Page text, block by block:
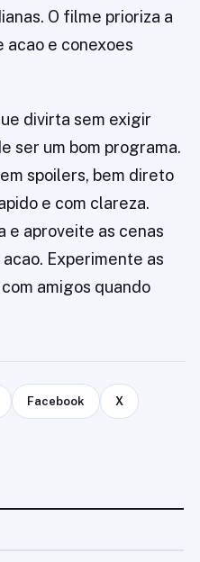
O filme prioriza a
acao e conexoes
divirta sem exigir
ser um bom programa.
spoilers, bem direto
e com clareza.
e aproveite as cenas
Experimente as
amigos quando
Facebook X